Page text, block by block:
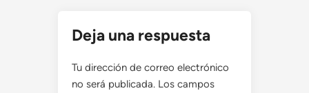
Deja una respuesta
Tu dirección de correo electrónico
no será publicada. Los campos